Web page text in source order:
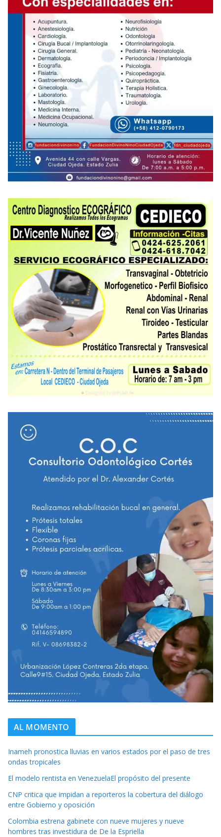
AL MOMENTO
Inameh pronostica lluvias en varios estados por el paso de tres
ondas tropicales
El modelo rentista en VenezuelaEl propósito del presente
CNP critica que impidan a reporteros la cobertura del diálogo
entre Gobierno y oposición
Colombia estrena gabinete con nueve mujeres y nueve
hombres tras investidura de De la Espriella